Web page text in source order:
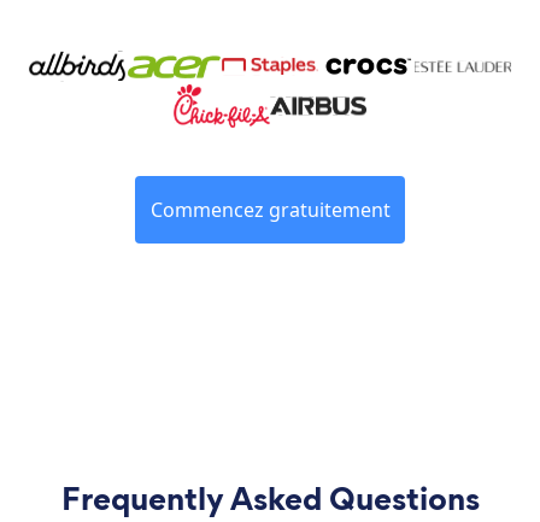
Commencez gratuitement
Frequently Asked Questions